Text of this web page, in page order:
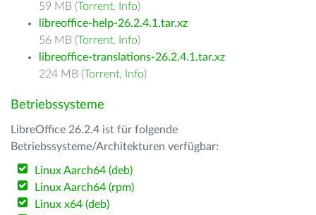
59 MB (Torrent, Info)
libreoffice-help-26.2.4.1.tar.xz
56 MB (Torrent, Info)
libreoffice-translations-26.2.4.1.tar.xz
224 MB (Torrent, Info)
Betriebssysteme
LibreOffice 26.2.4 ist für folgende
Betriebssysteme/Architekturen verfügbar:
Linux Aarch64 (deb)
Linux Aarch64 (rpm)
Linux x64 (deb)